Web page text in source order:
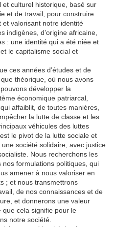
culturel historique, basé sur
et de travail, pour construire
et valorisant notre identité
indigènes, d’origine africaine,
: une identité qui a été niée et
le capitalisme social et
ces années d’études et de
théorique, où nous avons
développer la
économique patriarcal,
affaiblit, de toutes manières,
la lutte de classe et les
véhicules des luttes
le pivot de la lutte sociale et
société solidaire, avec justice
Nous recherchons les
formulations politiques, qui
amener à nous valoriser en
; et nous transmettrons
de nos connaissances et de
et donnerons une valeur
cela signifie pour le
notre société.